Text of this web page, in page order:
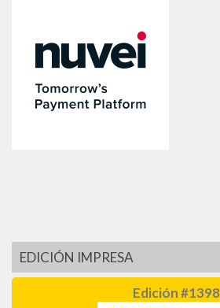
EDICIÓN IMPRESA
Edición #1398